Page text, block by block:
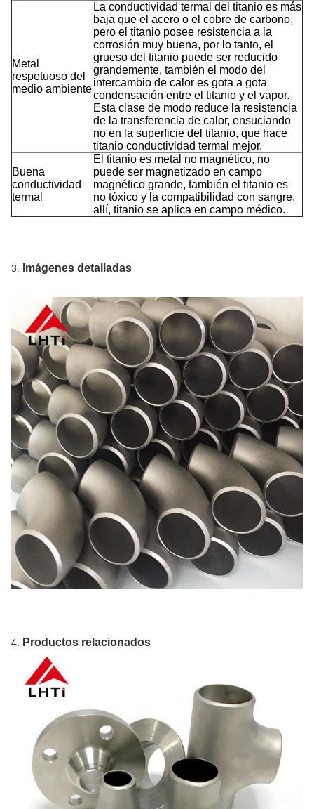
Metal
respetuoso del
medio ambiente
La conductividad termal del titanio es más
baja que el acero o el cobre de carbono,
pero el titanio posee resistencia a la
corrosión muy buena, por lo tanto, el
grueso del titanio puede ser reducido
grandemente, también el modo del
intercambio de calor es gota a gota
condensación entre el titanio y el vapor.
Esta clase de modo reduce la resistencia
de la transferencia de calor, ensuciando
no en la superficie del titanio, que hace
titanio conductividad termal mejor.
Buena
conductividad
termal
El titanio es metal no magnético, no
puede ser magnetizado en campo
magnético grande, también el titanio es
no tóxico y la compatibilidad con sangre,
allí, titanio se aplica en campo médico.
3. Imágenes detalladas
4. Productos relacionados